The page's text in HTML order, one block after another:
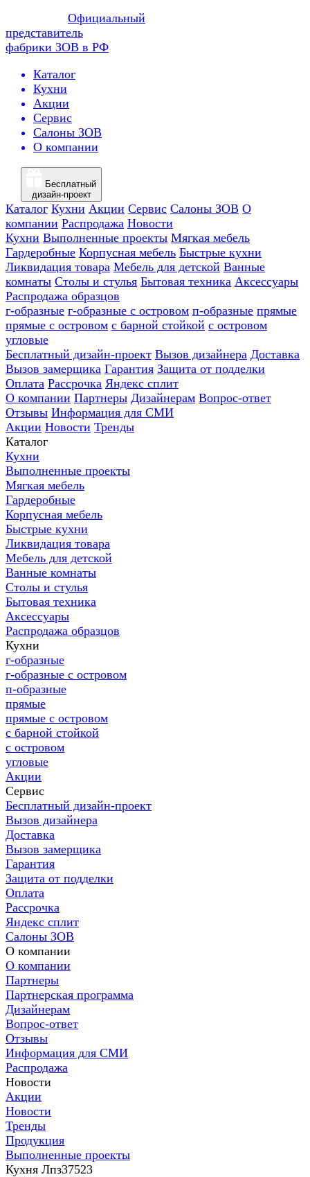
Официальный
представитель
фабрики ЗОВ в РФ
Каталог
Кухни
Акции
Сервис
Салоны ЗОВ
О компании
Бесплатный
дизайн-проект
Каталог Кухни Акции Сервис Салоны ЗОВ О
компании Распродажа Новости
Кухни Выполненные проекты Мягкая мебель
Гардеробные Корпусная мебель Быстрые кухни
Ликвидация товара Мебель для детской Ванные
комнаты Столы и стулья Бытовая техника Аксессуары
Распродажа образцов
г-образные г-образные с островом п-образные прямые
прямые с островом с барной стойкой с островом
угловые
Бесплатный дизайн-проект Вызов дизайнера Доставка
Вызов замерщика Гарантия Защита от подделки
Оплата Рассрочка Яндекс сплит
О компании Партнеры Дизайнерам Вопрос-ответ
Отзывы Информация для СМИ
Акции Новости Тренды
Каталог
Кухни
Выполненные проекты
Мягкая мебель
Гардеробные
Корпусная мебель
Быстрые кухни
Ликвидация товара
Мебель для детской
Ванные комнаты
Столы и стулья
Бытовая техника
Аксессуары
Распродажа образцов
Кухни
г-образные
г-образные с островом
п-образные
прямые
прямые с островом
с барной стойкой
с островом
угловые
Акции
Сервис
Бесплатный дизайн-проект
Вызов дизайнера
Доставка
Вызов замерщика
Гарантия
Защита от подделки
Оплата
Рассрочка
Яндекс сплит
Салоны ЗОВ
О компании
О компании
Партнеры
Партнерская программа
Дизайнерам
Вопрос-ответ
Отзывы
Информация для СМИ
Распродажа
Новости
Акции
Новости
Тренды
Продукция
Выполненные проекты
Кухня Лпз37523